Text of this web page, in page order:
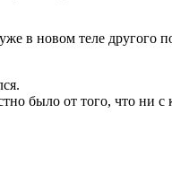
в новом теле другого
было от того, что ни